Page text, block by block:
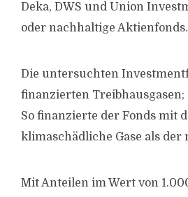
Deka, DWS und Union
oder nachhaltige Aktienfonds.
Die untersuchten
finanzierten Treibhausgasen;
So finanzierte der Fonds mit
klimaschädliche Gase als der
Mit Anteilen im Wert von